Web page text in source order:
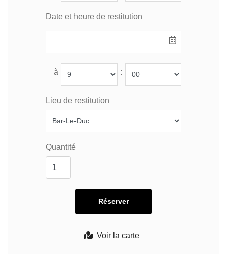
Voir la carte
Date et heure de restitution
à :
Lieu de restitution
Quantité